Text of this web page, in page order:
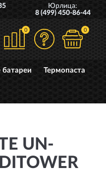
Юрлица:
8 (499) 450-86-44
0 0
Термопаста
UN-